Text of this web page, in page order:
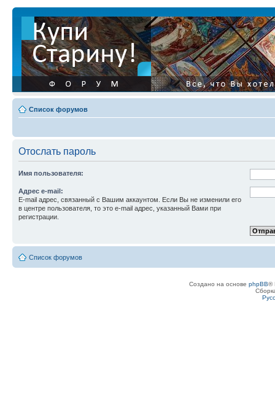
Список форумов
Отослать пароль
Имя пользователя:
Адрес e-mail:
E-mail адрес, связанный с Вашим аккаунтом. Если Вы не изменили его
в центре пользователя, то это e-mail адрес, указанный Вами при
регистрации.
Список форумов
Создано на основе phpBB®